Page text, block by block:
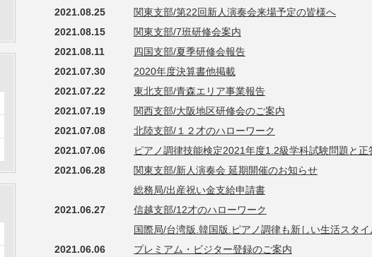
2021.08.25
関東支部/第22回新人演奏会来場予定の皆様へ
2021.08.15
関東支部/7班研修会案内
2021.08.11
四国支部/夏季研修会報告
2021.07.30
2020年度決算書他掲載
2021.07.22
東北支部/青森エリア事業報告
2021.07.19
関西支部/大阪地区研修会のご案内
2021.07.08
北陸支部/１２才のハローワーク
2021.07.06
ピアノ調律技能検定2021年度1.2級学科試験問題と正
2021.06.28
関東支部/新人演奏会 延期開催のお知らせ
総務局/出産祝い金支給申請書
2021.06.27
信越支部/12才のハローワーク
国際局/台湾版.韓国版.ピアノ調律も新しい生活スタ
2021.06.06
プレミアム・ビジター登録のご案内